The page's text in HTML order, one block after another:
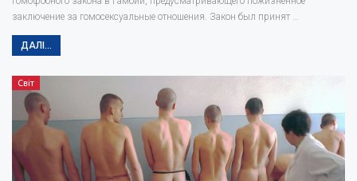
заключение за гомосексуальные отношения. Закон был принят …
ДАЛІ...
Світ